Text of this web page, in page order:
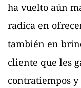
ha vuelto aún
radica en
también en
cliente que les
contratiempos